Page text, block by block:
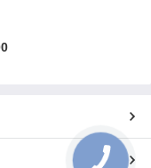
КНОПКА
ЗВ'ЯЗКУ